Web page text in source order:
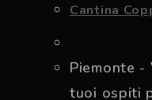
Cantina
Piemonte
tuoi ospiti